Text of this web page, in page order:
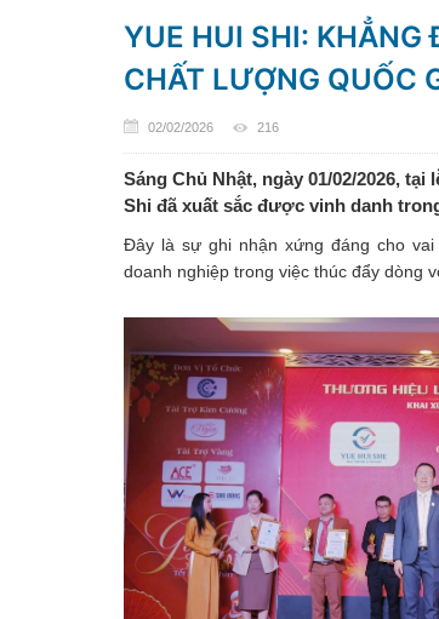
YUE HUI SHI: KHẲNG
CHẤT LƯỢNG QUỐC
02/02/2026 216
Sáng Chủ Nhật, ngày 01/02/2026,
Shi đã xuất sắc được vinh danh
Đây là sự ghi nhận xứng đáng cho
doanh nghiệp trong việc thúc đẩy dòng